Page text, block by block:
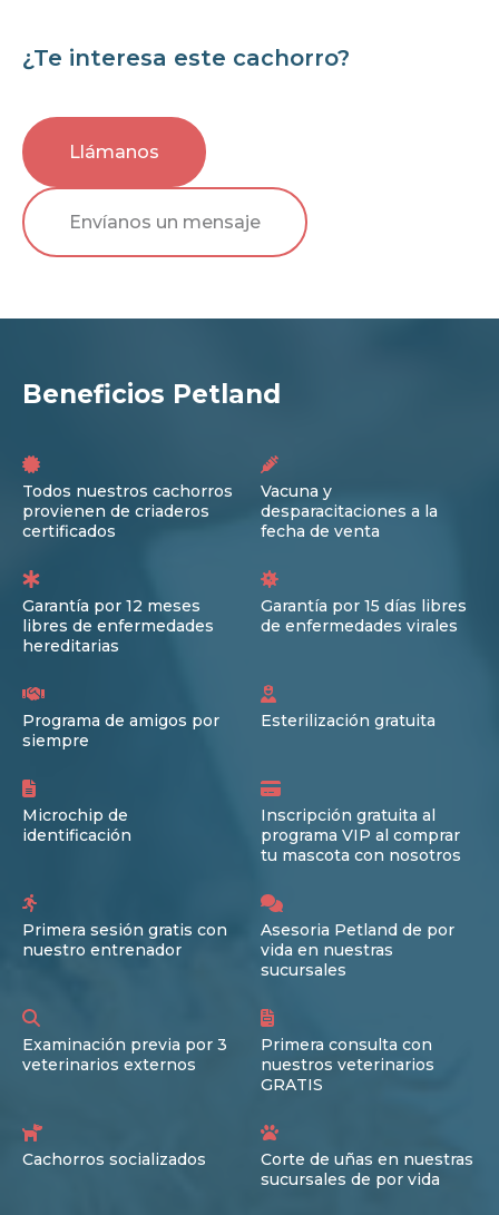
¿Te interesa este cachorro?
Llámanos
Envíanos un mensaje
Beneficios Petland
Todos nuestros cachorros
provienen de criaderos
certificados
Vacuna y
desparacitaciones a la
fecha de venta
Garantía por 12 meses
libres de enfermedades
hereditarias
Garantía por 15 días libres
de enfermedades virales
Programa de amigos por
siempre
Esterilización gratuita
Microchip de
identificación
Inscripción gratuita al
programa VIP al comprar
tu mascota con nosotros
Primera sesión gratis con
nuestro entrenador
Asesoria Petland de por
vida en nuestras
sucursales
Examinación previa por 3
veterinarios externos
Primera consulta con
nuestros veterinarios
GRATIS
Cachorros socializados
Corte de uñas en nuestras
sucursales de por vida